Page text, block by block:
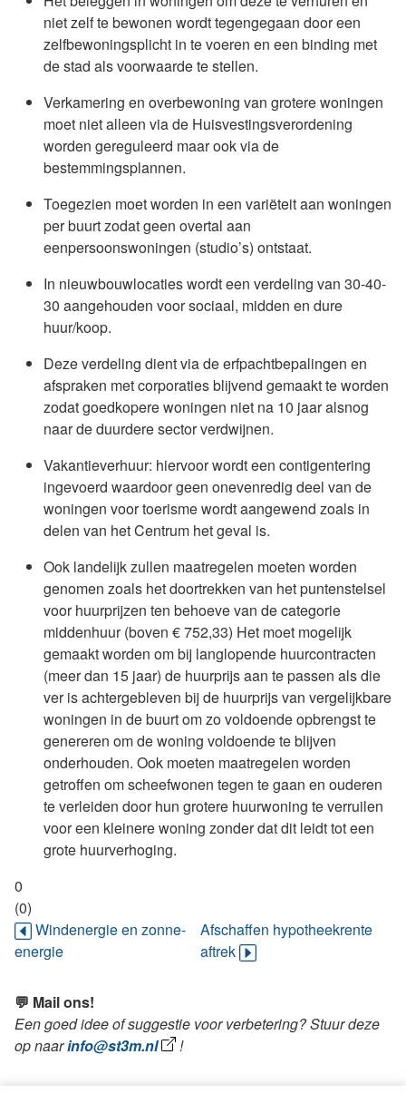
niet zelf te bewonen wordt tegengegaan door een
zelfbewoningsplicht in te voeren en een binding met
de stad als voorwaarde te stellen.
Verkamering en overbewoning van grotere woningen
moet niet alleen via de Huisvestingsverordening
worden gereguleerd maar ook via de
bestemmingsplannen.
Toegezien moet worden in een variëteit aan woningen
per buurt zodat geen overtal aan
eenpersoonswoningen (studio’s) ontstaat.
In nieuwbouwlocaties wordt een verdeling van 30-40-
30 aangehouden voor sociaal, midden en dure
huur/koop.
Deze verdeling dient via de erfpachtbepalingen en
afspraken met corporaties blijvend gemaakt te worden
zodat goedkopere woningen niet na 10 jaar alsnog
naar de duurdere sector verdwijnen.
Vakantieverhuur: hiervoor wordt een contigentering
ingevoerd waardoor geen onevenredig deel van de
woningen voor toerisme wordt aangewend zoals in
delen van het Centrum het geval is.
Ook landelijk zullen maatregelen moeten worden
genomen zoals het doortrekken van het puntenstelsel
voor huurprijzen ten behoeve van de categorie
middenhuur (boven € 752,33) Het moet mogelijk
gemaakt worden om bij langlopende huurcontracten
(meer dan 15 jaar) de huurprijs aan te passen als die
ver is achtergebleven bij de huurprijs van vergelijkbare
woningen in de buurt om zo voldoende opbrengst te
genereren om de woning voldoende te blijven
onderhouden. Ook moeten maatregelen worden
getroffen om scheefwonen tegen te gaan en ouderen
te verleiden door hun grotere huurwoning te verruilen
voor een kleinere woning zonder dat dit leidt tot een
grote huurverhoging.
0
(0)
Windenergie en zonne-
energie
Afschaffen hypotheekrente
aftrek
💬 Mail ons!
Een goed idee of suggestie voor verbetering? Stuur deze
op naarinfo@st3m.nl !